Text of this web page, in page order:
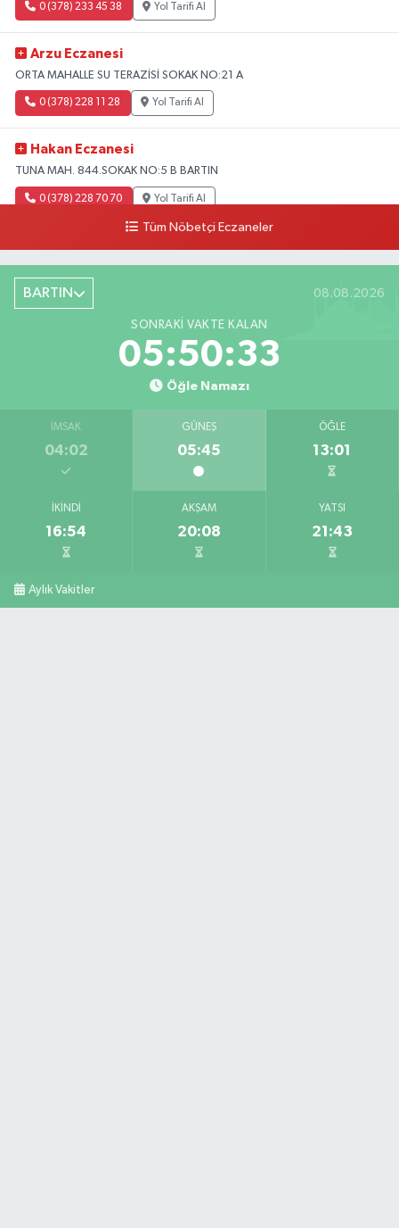
0 (378) 233 45 38 Yol Tarifi Al
Arzu Eczanesi
ORTA MAHALLE SU TERAZİSİ SOKAK NO:21 A
0 (378) 228 11 28 Yol Tarifi Al
Hakan Eczanesi
TUNA MAH. 844.SOKAK NO:5 B BARTIN
0 (378) 228 70 70 Yol Tarifi Al
Tüm Nöbetçi Eczaneler
BARTIN 08.08.2026
SONRAKI VAKTE KALAN
05:50:32
Öğle Namazı
İMSAK
04:02
GÜNEŞ
05:45
ÖĞLE
13:01
İKINDI
16:54
AKŞAM
20:08
YATSI
21:43
Aylık Vakitler